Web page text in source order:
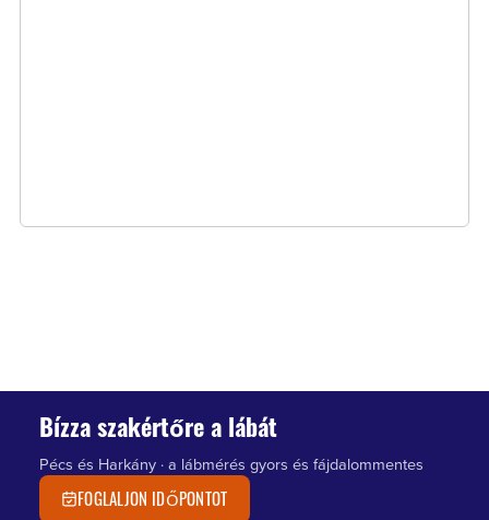
Bízza szakértőre a lábát
Pécs és Harkány · a lábmérés gyors és fájdalommentes
FOGLALJON IDŐPONTOT